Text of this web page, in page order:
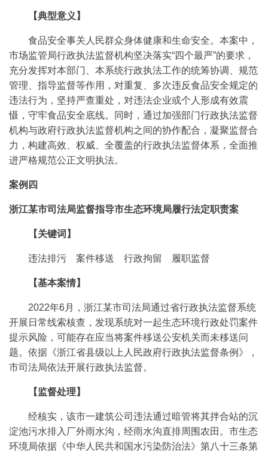
【典型意义】
食品安全事关人民群众身体健康和生命安全。本案中，
市场监管局行政执法监督机构坚决落实“四个最严”的要求，
充分发挥对本部门、本系统行政执法工作的统筹协调、规范
管理、指导监督等作用，对重复、多次违反食品安全规定的
违法行为，坚持严查重处，对违法企业或个人形成有效震
慑，守牢食品安全底线。同时，通过加强部门行政执法监督
机构与政府行政执法监督机构之间的协作配合，凝聚监督合
力，构建高效、权威、全覆盖的行政执法监督体系，全面推
进严格规范公正文明执法。
案例四
浙江某市司法局监督指导市生态环境局履行法定职责案
【关键词】
违法排污 案件移送 行政拘留 履职监督
【基本案情】
2022年6月，浙江某市司法局通过省行政执法监督系统
开展日常线索核查，发现系统对一起生态环境行政处罚案件
提示风险，可能存在应当将案件移送公安机关而未移送问
题。依据《浙江省县级以上人民政府行政执法监督条例》，
市司法局依法开展行政执法监督。
【监督处理】
经核实，该市一建筑公司违法通过暗管将其拌合站的沉
淀池污水排入厂外雨水沟，经雨水沟直排周围农田。市生态
环境局依据《中华人民共和国水污染防治法》第八十三条第